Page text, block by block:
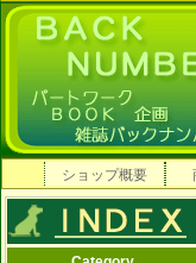
ショップ概要